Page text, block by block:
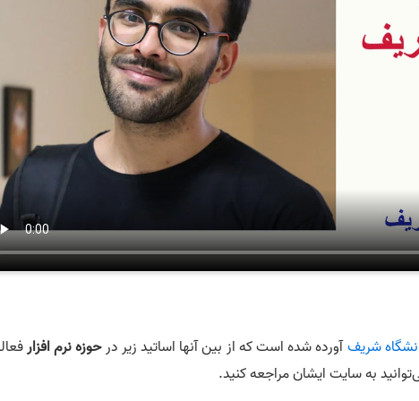
شریفآورده شده است که از بین آنها اساتید زیر درحوزهنرم‌ افزار
به سایت ایشان مراجعه کنید.